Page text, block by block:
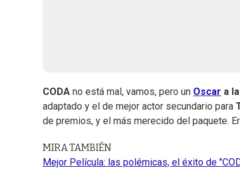
CODA no está mal, vamos, pero un Oscar a
adaptado y el de mejor actor secundario para
de premios, y el más merecido del paquete.
MIRA TAMBIÉN
Mejor Película: las polémicas, el éxito de